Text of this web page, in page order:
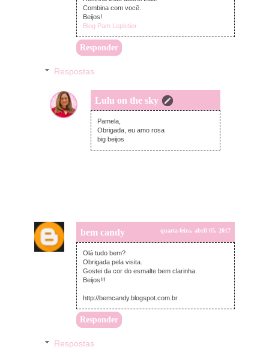
Combina com você.
Beijos!
Blog Pam Lepletier
Responder
Respostas
Lulu on the sky
quarta-feira, abril 05, 2017
Pamela,
Obrigada, eu amo rosa
big beijos
bem candy quarta-feira, abril 05, 2017
Olá tudo bem?
Obrigada pela visita.
Gostei da cor do esmalte bem clarinha.
Beijos!!!
http://bemcandy.blogspot.com.br
Responder
Respostas